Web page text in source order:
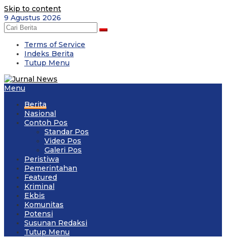
Skip to content
9 Agustus 2026
Terms of Service
Indeks Berita
Tutup Menu
Menu
Berita
Nasional
Contoh Pos
Standar Pos
Video Pos
Galeri Pos
Peristiwa
Pemerintahan
Featured
Kriminal
Ekbis
Komunitas
Potensi
Susunan Redaksi
Tutup Menu